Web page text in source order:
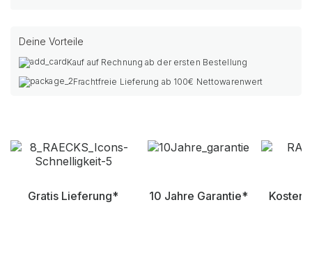
Deine Vorteile
Kauf auf Rechnung ab der ersten Bestellung
Frachtfreie Lieferung ab 100€ Nettowarenwert
Gratis Lieferung* 10 Jahre Garantie*